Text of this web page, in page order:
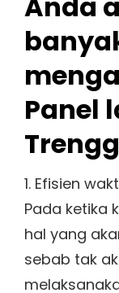
Panel
1. Efisien
Pada ketika
hal yang
sebab tak